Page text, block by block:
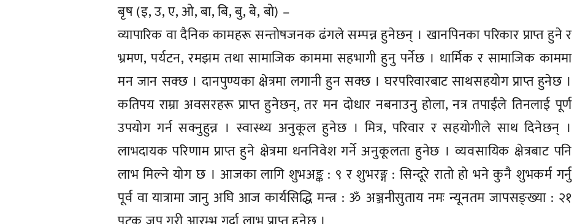
बृष (इ, उ, ए, ओ, बा, बि, बु, बे, बो) –
व्यापारिक वा दैनिक कामहरू सन्तोषजनक ढंगले सम्पन्न हुनेछन् । खानपिनका परिकार प्राप्त हुने र
भ्रमण, पर्यटन, रमझम तथा सामाजिक काममा सहभागी हुनु पर्नेछ । धार्मिक र सामाजिक काममा
मन जान सक्छ । दानपुण्यका क्षेत्रमा लगानी हुन सक्छ । घरपरिवारबाट साथसहयोग प्राप्त हुनेछ ।
कतिपय राम्रा अवसरहरू प्राप्त हुनेछन्, तर मन दोधार नबनाउनु होला, नत्र तपाईंले तिनलाई पूर्ण
उपयोग गर्न सक्नुहुन्न । स्वास्थ्य अनुकूल हुनेछ । मित्र, परिवार र सहयोगीले साथ दिनेछन् ।
लाभदायक परिणाम प्राप्त हुने क्षेत्रमा धननिवेश गर्ने अनुकूलता हुनेछ । व्यवसायिक क्षेत्रबाट पनि
लाभ मिल्ने योग छ । आजका लागि शुभअङ्क : ९ र शुभरङ्ग : सिन्दूरे रातो हो भने कुनै शुभकर्म गर्नु
पूर्व वा यात्रामा जानु अघि आज कार्यसिद्धि मन्त्र : ॐ अञ्जनीसुताय नमः न्यूनतम जापसङ्ख्या : २१